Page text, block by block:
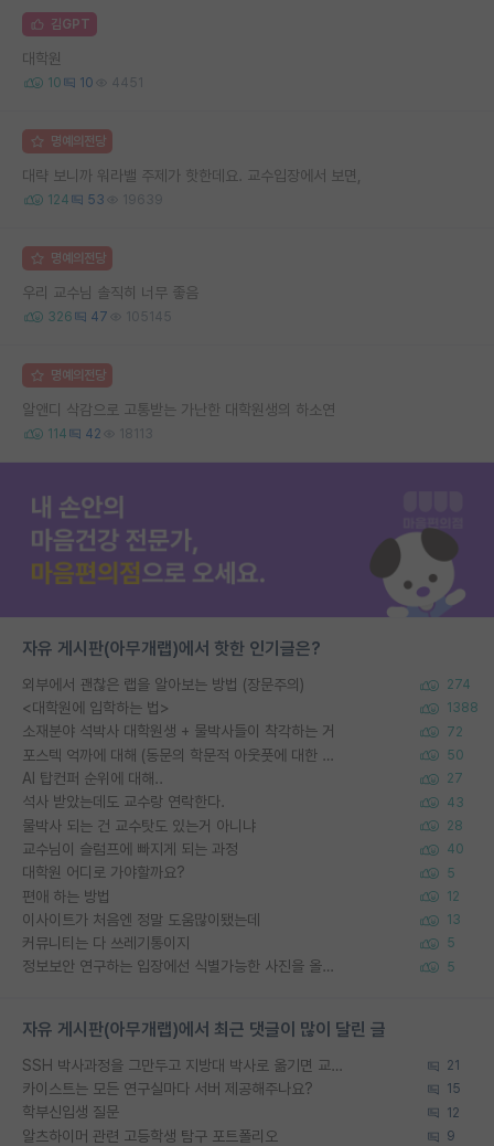
김GPT
대학원
10 10 4451
명예의전당
대략 보니까 워라밸 주제가 핫한데요. 교수입장에서 보면,
124 53 19639
명예의전당
우리 교수님 솔직히 너무 좋음
326 47 105145
명예의전당
알앤디 삭감으로 고통받는 가난한 대학원생의 하소연
114 42 18113
자유 게시판(아무개랩)에서 핫한 인기글은?
외부에서 괜찮은 랩을 알아보는 방법 (장문주의) 274
<대학원에 입학하는 법> 1388
소재분야 석박사 대학원생 + 물박사들이 착각하는 거 72
포스텍 억까에 대해 (동문의 학문적 아웃풋에 대한 반박) 50
AI 탑컨퍼 순위에 대해.. 27
석사 받았는데도 교수랑 연락한다. 43
물박사 되는 건 교수탓도 있는거 아니냐 28
교수님이 슬럼프에 빠지게 되는 과정 40
대학원 어디로 가야할까요? 5
편애 하는 방법 12
이사이트가 처음엔 정말 도움많이됐는데 13
커뮤니티는 다 쓰레기통이지 5
정보보안 연구하는 입장에선 식별가능한 사진을 올리는건 비추이긴함 5
자유 게시판(아무개랩)에서 최근 댓글이 많이 달린 글
SSH 박사과정을 그만두고 지방대 박사로 옮기면 교수의 꿈은 끝일까요? 21
카이스트는 모든 연구실마다 서버 제공해주나요? 15
학부신입생 질문 12
알츠하이머 관련 고등학생 탐구 포트폴리오 9